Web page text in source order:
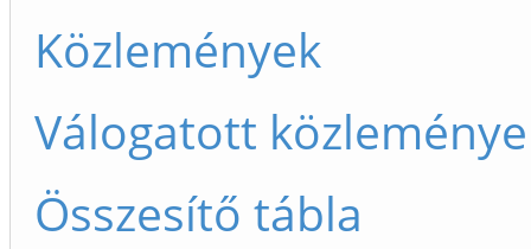
Közlemények
Válogatott
Összesítő tábla